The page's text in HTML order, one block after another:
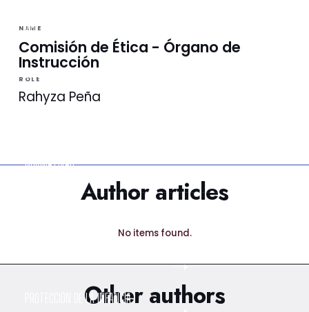
NOTICIAS
LA VINOTINTO TV
NORMATIVAS
PROTECCIÓN DE LA INFANCIA
NAME
Comisión de Ética - Órgano de
Instrucción
ROLE
Rahyza Peña
Author articles
No items found.
Other authors